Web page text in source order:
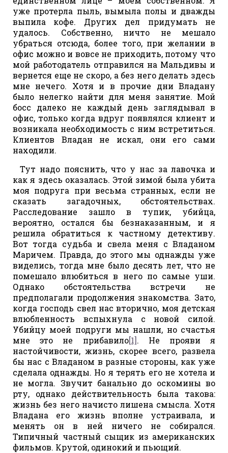
уже протерла пыль, вымыла полы и дважды
выпила кофе. Других дел придумать не
удалось. Собственно, ничто не мешало
убраться отсюда, более того, при желании в
офис можно и вовсе не приходить, потому что
мой работодатель отправился на Мальдивы и
вернется еще не скоро, а без него делать здесь
мне нечего. Хотя и в прочие дни Владану
было нелегко найти для меня занятие. Мой
босс далеко не каждый день заглядывал в
офис, только когда вдруг появлялся клиент и
возникала необходимость с ним встретиться.
Клиентов Владан не искал, они его сами
находили.
Тут надо пояснить, что у нас за лавочка и
как я здесь оказалась. Этой зимой была убита
моя подруга при весьма странных, если не
сказать загадочных, обстоятельствах.
Расследование зашло в тупик, убийца,
вероятно, остался бы безнаказанным, и я
решила обратиться к частному детективу.
Вот тогда судьба и свела меня с Владаном
Маричем. Правда, до этого мы однажды уже
виделись, тогда мне было десять лет, что не
помешало влюбиться в него по самые уши.
Однако обстоятельства встречи не
предполагали продолжения знакомства. Зато,
когда господь свел нас вторично, моя детская
влюбленность вспыхнула с новой силой.
Убийцу моей подруги мы нашли, но счастья
мне это не прибавило[1]. Не прояви я
настойчивости, жизнь, скорее всего, развела
бы нас с Владаном в разные стороны, как уже
сделала однажды. Но я терять его не хотела и
не могла. Звучит банально до оскомины во
рту, однако действительность была такова:
жизнь без него начисто лишена смысла. Хотя
Владана его жизнь вполне устраивала, и
менять он в ней ничего не собирался.
Типичный частный сыщик из американских
фильмов. Крутой, одинокий и пьющий.